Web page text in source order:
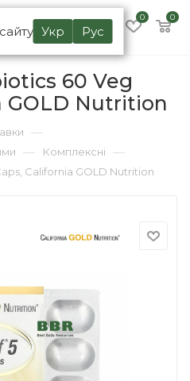
Укр Рус
0 0
60 Veg
GOLD Nutrition
—
— Комплексні —
California GOLD Nutrition